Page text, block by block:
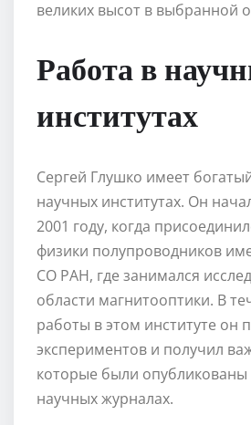
великих высот в выбранной
Работа в
институтах
Сергей Глушко имеет
научных институтах. Он
2001 году, когда
физики полупроводников
СО РАН, где занимался
области магнитооптики. В
работы в этом институте он
экспериментов и получил
которые были
научных журналах.